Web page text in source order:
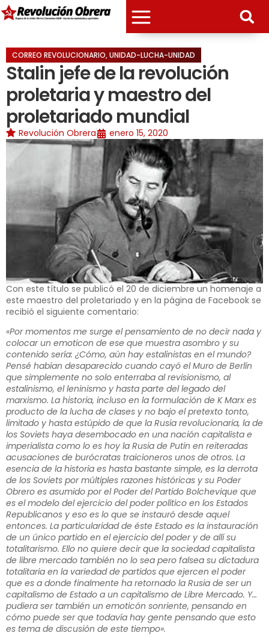
CORREO REVOLUCIONARIO,UNIDAD-LUCHA-UNIDAD
Stalin jefe de la revolución
proletaria y maestro del
proletariado mundial
Revolución Obrera enero 15, 2020
Con este título se publicó el 20 de diciembre un homenaje a
este maestro del proletariado y en la página de Facebook se
recibió el siguiente comentario:
«Por momentos me surge el pensamiento de no decir nada y
colocar un emoticon de ese que muestra asombro y su
contenido sería: ¿Cómo, aún hay estalinistas en el mundo?
Pensé habían desaparecido cuando cayó el Muro de Berlín
que simplemente no solo enterraba al revisionismo, al
estalinismo, el leninismo y hasta parte del legado del
marxismo. La historia, incluso en la formulación de K Marx es
producto de la lucha de clases y no bajo el pretexto tonto,
limitado y hasta estúpido de que la Rusia revolucionaria, la de
los Soviets haya desembocado en una nación capitalista e
imperialista como lo es hoy la Rusia de Putin en reiteradas
acusaciones de burócratas traicioneros unos de otros. La
esencia de la historia es hasta bastante simple, es la derrota
de los Soviets por múltiples razones históricas y su Poder
Obrero es asumido por el Poder del Partido Bolchevique que
es el modelo del ejercicio del poder político en los Estados
Republicanos y eso es lo que se instauró desde aquel
entonces. La particularidad de éste Estado es la instauración
de un único partido en el ejercicio del poder y de allí su
totalitarismo. Ello no quiere decir que la sociedad capitalista
de libre mercado también no lo sea pero falsea su dictadura
totalitaria en la variedad de partidos que ejercen el poder
que es a donde finalmente ha retornado la Rusia de ser un
capitalismo de Estado a un capitalismo de Libre Mercado. Y…
pudiera ser también un emoticón sonriente, pensando en
cómo puede ser que todavía hay gente pensando que esto
es tema de discusión de este tiempo».